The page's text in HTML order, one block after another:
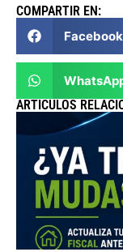
COMPARTIR EN:
Facebook
ARTICULOS